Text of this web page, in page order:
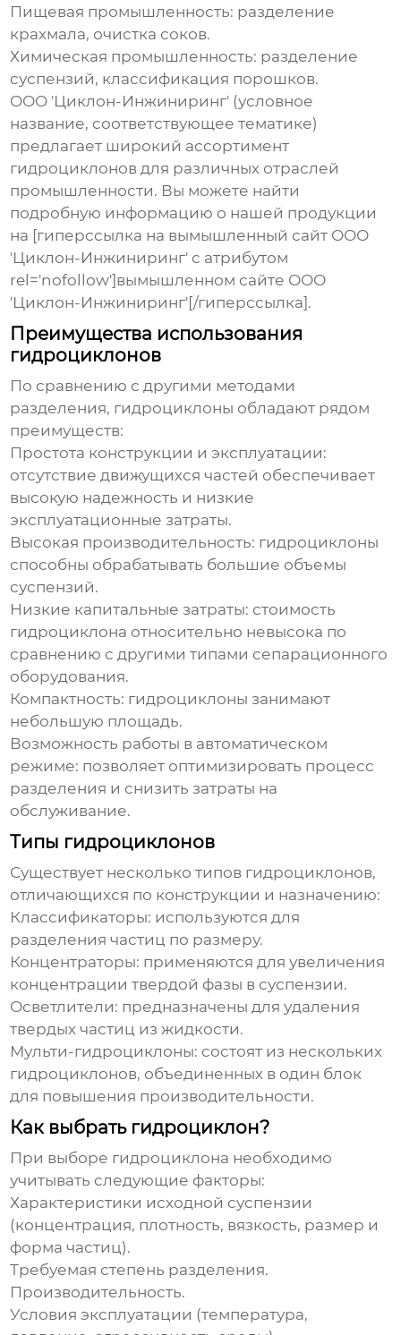
Пищевая промышленность: разделение
крахмала, очистка соков.
Химическая промышленность: разделение
суспензий, классификация порошков.
ООО 'Циклон-Инжиниринг' (условное
название, соответствующее тематике)
предлагает широкий ассортимент
гидроциклонов для различных отраслей
промышленности. Вы можете найти
подробную информацию о нашей продукции
на [гиперссылка на вымышленный сайт ООО
'Циклон-Инжиниринг' с атрибутом
rel='nofollow']вымышленном сайте ООО
'Циклон-Инжиниринг'[/гиперссылка].
Преимущества использования
гидроциклонов
По сравнению с другими методами
разделения, гидроциклоны обладают рядом
преимуществ:
Простота конструкции и эксплуатации:
отсутствие движущихся частей обеспечивает
высокую надежность и низкие
эксплуатационные затраты.
Высокая производительность: гидроциклоны
способны обрабатывать большие объемы
суспензий.
Низкие капитальные затраты: стоимость
гидроциклона относительно невысока по
сравнению с другими типами сепарационного
оборудования.
Компактность: гидроциклоны занимают
небольшую площадь.
Возможность работы в автоматическом
режиме: позволяет оптимизировать процесс
разделения и снизить затраты на
обслуживание.
Типы гидроциклонов
Существует несколько типов гидроциклонов,
отличающихся по конструкции и назначению:
Классификаторы: используются для
разделения частиц по размеру.
Концентраторы: применяются для увеличения
концентрации твердой фазы в суспензии.
Осветлители: предназначены для удаления
твердых частиц из жидкости.
Мульти-гидроциклоны: состоят из нескольких
гидроциклонов, объединенных в один блок
для повышения производительности.
Как выбрать гидроциклон?
При выборе гидроциклона необходимо
учитывать следующие факторы:
Характеристики исходной суспензии
(концентрация, плотность, вязкость, размер и
форма частиц).
Требуемая степень разделения.
Производительность.
Условия эксплуатации (температура,